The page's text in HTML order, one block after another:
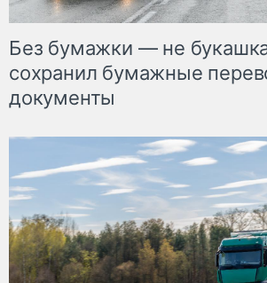
Без бумажки — не
сохранил бумажные
документы